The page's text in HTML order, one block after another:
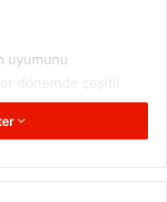
uyumunu
dönemde çeşitli
anlamda artı sağlayan
yansımaktadır.